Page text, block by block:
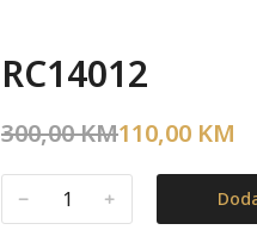
RC14012
300,00KM110,00 KM
﹣ ﹢